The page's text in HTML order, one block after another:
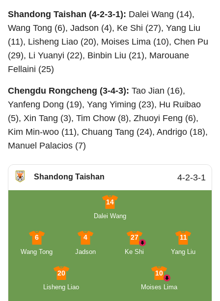
Shandong Taishan (4-2-3-1): Dalei Wang (14),
Wang Tong (6), Jadson (4), Ke Shi (27), Yang Liu
(11), Lisheng Liao (20), Moises Lima (10), Chen Pu
(29), Li Yuanyi (22), Binbin Liu (21), Marouane
Fellaini (25)
Chengdu Rongcheng (3-4-3): Tao Jian (16),
Yanfeng Dong (19), Yang Yiming (23), Hu Ruibao
(5), Xin Tang (3), Tim Chow (8), Zhuoyi Feng (6),
Kim Min-woo (11), Chuang Tang (24), Andrigo (18),
Manuel Palacios (7)
Shandong Taishan 4-2-3-1
14
Dalei Wang
6
Wang Tong
4
Jadson
27
Ke Shi
11
Yang Liu
20
Lisheng Liao
10
Moises Lima